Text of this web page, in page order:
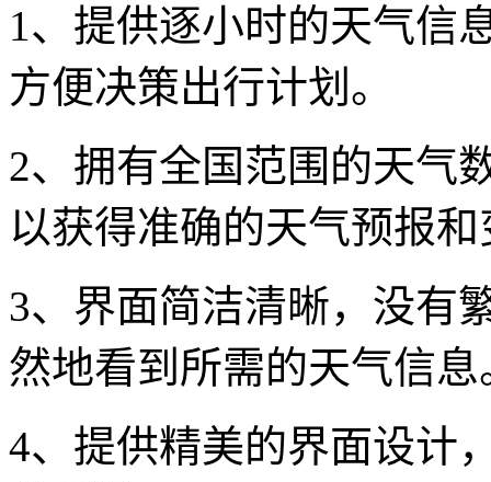
1、提供逐小时的天气信
方便决策出行计划。
2、拥有全国范围的天气
以获得准确的天气预报
3、界面简洁清晰，没有
然地看到所需的天气信息
4、提供精美的界面设计